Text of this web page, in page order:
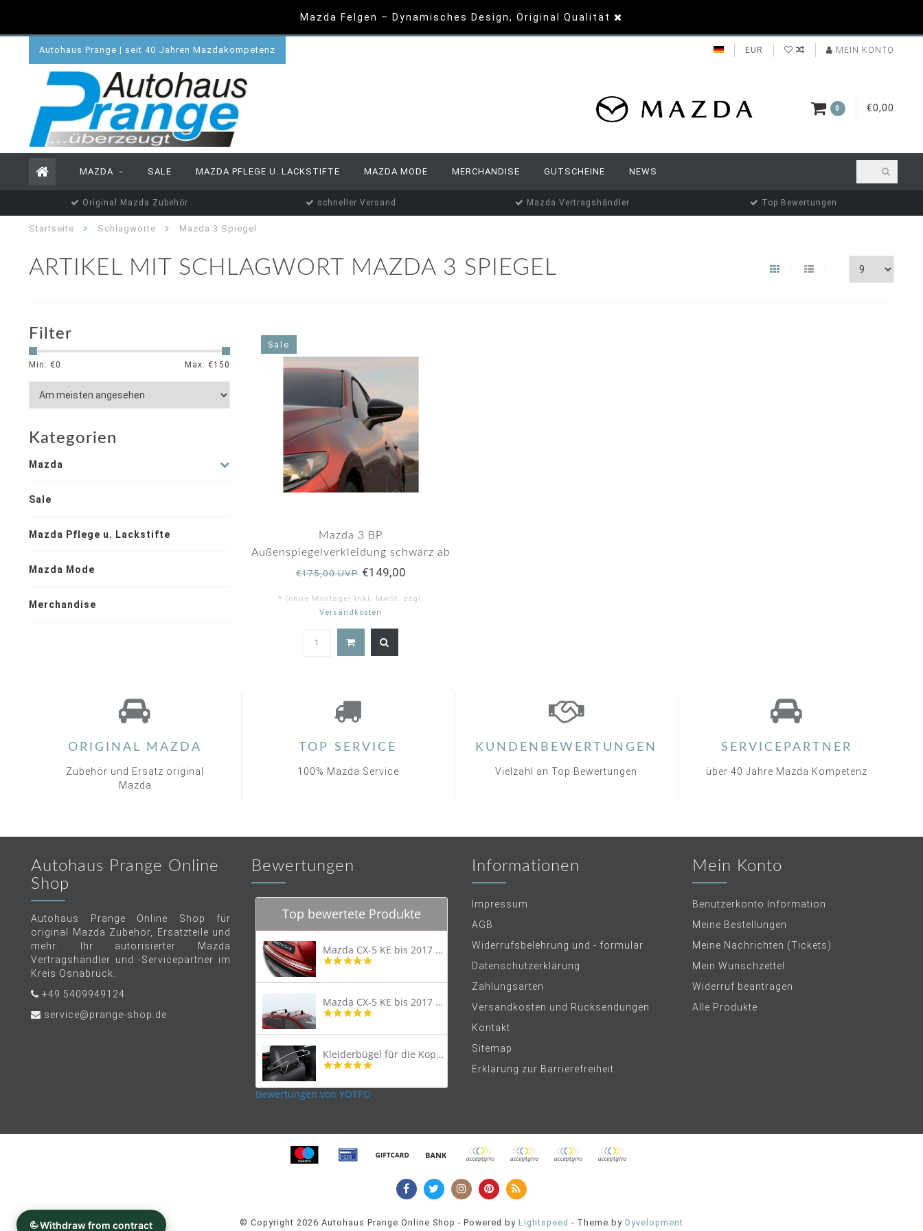
Mazda Felgen – Dynamisches Design, Original Qualität
Autohaus Prange | seit 40 Jahren Mazdakompetenz EUR MEIN KONTO
0 €0,00
MAZDA SALE MAZDA PFLEGE U. LACKSTIFTE MAZDA MODE MERCHANDISE GUTSCHEINE NEWS
Original Mazda Zubehör schneller Versand Mazda Vertragshändler Top Bewertungen
Startseite Schlagworte Mazda 3 Spiegel
ARTIKEL MIT SCHLAGWORT MAZDA 3 SPIEGEL
Filter
Min: €0 Max: €150
Kategorien
Mazda
Sale
Mazda Pflege u. Lackstifte
Mazda Mode
Merchandise
Sale
Mazda 3 BP
Außenspiegelverkleidung schwarz ab
11.2018
€175,00 UVP€149,00
* (ohne Montage) Inkl. MwSt. zzgl.
Versandkosten
ORIGINAL MAZDA
Zubehör und Ersatz original
Mazda
TOP SERVICE
100% Mazda Service
KUNDENBEWERTUNGEN
Vielzahl an Top Bewertungen
SERVICEPARTNER
über 40 Jahre Mazda Kompetenz
Autohaus Prange Online
Shop
Autohaus Prange Online Shop für
original Mazda Zubehör, Ersatzteile und
mehr. Ihr autorisierter Mazda
Vertragshändler und -Servicepartner im
Kreis Osnabrück.
+49 5409949124
service@prange-shop.de
Bewertungen
Top bewertete Produkte
Mazda CX-5 KE bis 2017 Trittschutzleiste Edelstahl original
4.8
rating
Mazda CX-5 KE bis 2017 Lastenträger Dachträger
4.9
rating
Kleiderbügel für die Kopfstütze
4.9
rating
Bewertungen von YOTPO
Informationen
Impressum
AGB
Widerrufsbelehrung und - formular
Datenschutzerklärung
Zahlungsarten
Versandkosten und Rücksendungen
Kontakt
Sitemap
Erklärung zur Barrierefreiheit
Mein Konto
Benutzerkonto Information
Meine Bestellungen
Meine Nachrichten (Tickets)
Mein Wunschzettel
Widerruf beantragen
Alle Produkte
© Copyright 2026 Autohaus Prange Online Shop - Powered by Lightspeed - Theme by Dyvelopment